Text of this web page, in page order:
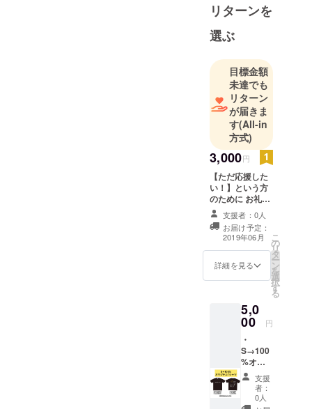
す、
です。
今年も大会
の優勝を目
指し、お食
事、トレー
ニング頑
張っており
ます！
Twitterは
持ってない
のでインス
タの方を見
て頂けたら
さらに僕の
ことを分か
ると思いま
毎日トレー
ニング欠か
さず頑張っ
てますので
よかったら
見てみてく
リターンを
選ぶ
目標金額
未達でも
リターン
が届きま
す(All-in
方式)
3,000円
【ただ応援した
い！】という方
のために お礼の
メッセージを送
らせて頂きま
す！
支援者：0人
お届け予定：
2019年06月
詳細を見る
こ
の
リ
タ
ー
ン
を
選
択
す
る
5,0
00 円
・
S→100
%オリ
ジナルT
シャツ1
枚 サイ
ズは
支援
者：
0人